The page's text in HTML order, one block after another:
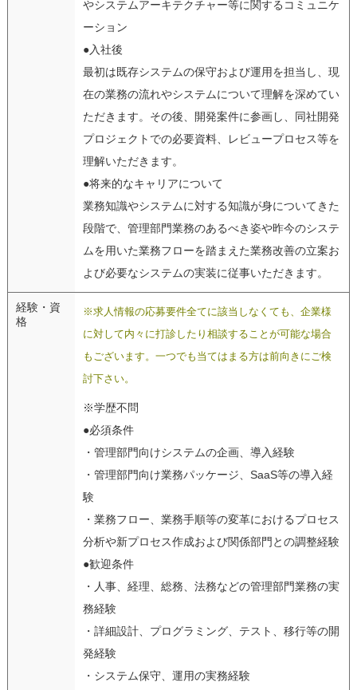
やシステムアーキテクチャー等に関するコミュニケ
ーション
●入社後
最初は既存システムの保守および運用を担当し、現
在の業務の流れやシステムについて理解を深めてい
ただきます。その後、開発案件に参画し、同社開発
プロジェクトでの必要資料、レビュープロセス等を
理解いただきます。
●将来的なキャリアについて
業務知識やシステムに対する知識が身についてきた
段階で、管理部門業務のあるべき姿や昨今のシステ
ムを用いた業務フローを踏まえた業務改善の立案お
よび必要なシステムの実装に従事いただきます。
経験・資
格
※求人情報の応募要件全てに該当しなくても、企業様
に対して内々に打診したり相談することが可能な場合
もございます。一つでも当てはまる方は前向きにご検
討下さい。
※学歴不問
●必須条件
・管理部門向けシステムの企画、導入経験
・管理部門向け業務パッケージ、SaaS等の導入経
験
・業務フロー、業務手順等の変革におけるプロセス
分析や新プロセス作成および関係部門との調整経験
●歓迎条件
・人事、経理、総務、法務などの管理部門業務の実
務経験
・詳細設計、プログラミング、テスト、移行等の開
発経験
・システム保守、運用の実務経験